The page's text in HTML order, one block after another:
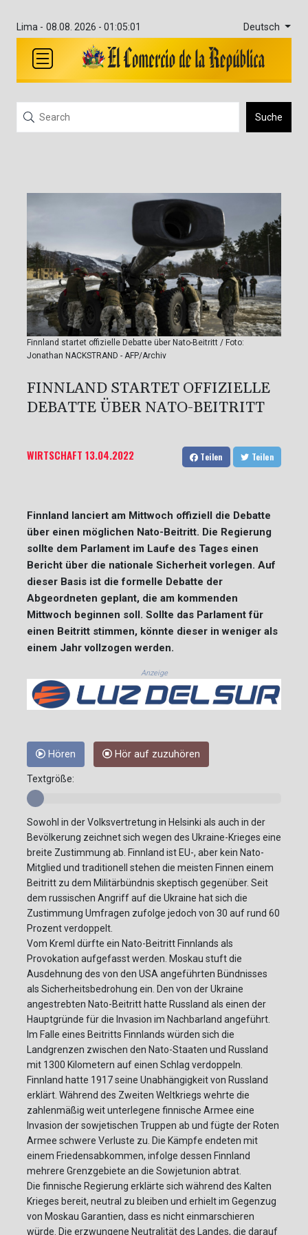
Lima - 08.08. 2026 - 01:05:01 Deutsch
Suche
Finnland startet offizielle Debatte über Nato-Beitritt / Foto:
Jonathan NACKSTRAND - AFP/Archiv
FINNLAND STARTET OFFIZIELLE
DEBATTE ÜBER NATO-BEITRITT
WIRTSCHAFT 13.04.2022 Teilen Teilen
Finnland lanciert am Mittwoch offiziell die Debatte
über einen möglichen Nato-Beitritt. Die Regierung
sollte dem Parlament im Laufe des Tages einen
Bericht über die nationale Sicherheit vorlegen. Auf
dieser Basis ist die formelle Debatte der
Abgeordneten geplant, die am kommenden
Mittwoch beginnen soll. Sollte das Parlament für
einen Beitritt stimmen, könnte dieser in weniger als
einem Jahr vollzogen werden.
Anzeige
Hören Hör auf zuzuhören
Textgröße:
Sowohl in der Volksvertretung in Helsinki als auch in der
Bevölkerung zeichnet sich wegen des Ukraine-Krieges eine
breite Zustimmung ab. Finnland ist EU-, aber kein Nato-
Mitglied und traditionell stehen die meisten Finnen einem
Beitritt zu dem Militärbündnis skeptisch gegenüber. Seit
dem russischen Angriff auf die Ukraine hat sich die
Zustimmung Umfragen zufolge jedoch von 30 auf rund 60
Prozent verdoppelt.
Vom Kreml dürfte ein Nato-Beitritt Finnlands als
Provokation aufgefasst werden. Moskau stuft die
Ausdehnung des von den USA angeführten Bündnisses
als Sicherheitsbedrohung ein. Den von der Ukraine
angestrebten Nato-Beitritt hatte Russland als einen der
Hauptgründe für die Invasion im Nachbarland angeführt.
Im Falle eines Beitritts Finnlands würden sich die
Landgrenzen zwischen den Nato-Staaten und Russland
mit 1300 Kilometern auf einen Schlag verdoppeln.
Finnland hatte 1917 seine Unabhängigkeit von Russland
erklärt. Während des Zweiten Weltkriegs wehrte die
zahlenmäßig weit unterlegene finnische Armee eine
Invasion der sowjetischen Truppen ab und fügte der Roten
Armee schwere Verluste zu. Die Kämpfe endeten mit
einem Friedensabkommen, infolge dessen Finnland
mehrere Grenzgebiete an die Sowjetunion abtrat.
Die finnische Regierung erklärte sich während des Kalten
Krieges bereit, neutral zu bleiben und erhielt im Gegenzug
von Moskau Garantien, dass es nicht einmarschieren
würde. Die erzwungene Neutralität des Landes, die darauf